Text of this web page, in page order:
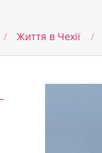
Життя в Чеxії